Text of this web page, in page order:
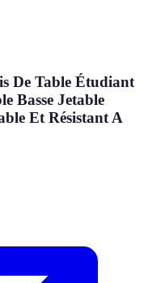
De Table Étudiant
Basse Jetable
Et Résistant A